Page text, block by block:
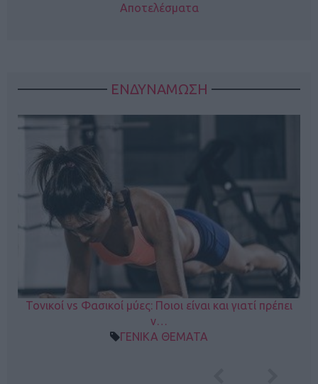
Αποτελέσματα
ΕΝΔΥΝΑΜΩΣΗ
Τονικοί vs Φασικοί μύες: Ποιοι είναι και γιατί πρέπει
ν…
ΓΕΝΙΚΑ ΘΕΜΑΤΑ